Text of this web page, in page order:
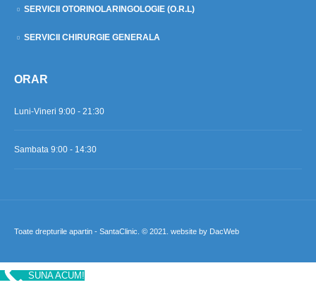
SERVICII OTORINOLARINGOLOGIE (O.R.L)
SERVICII CHIRURGIE GENERALA
ORAR
Luni-Vineri 9:00 - 21:30
Sambata 9:00 - 14:30
Toate drepturile apartin - SantaClinic. © 2021. website by DacWeb
SUNA ACUM!